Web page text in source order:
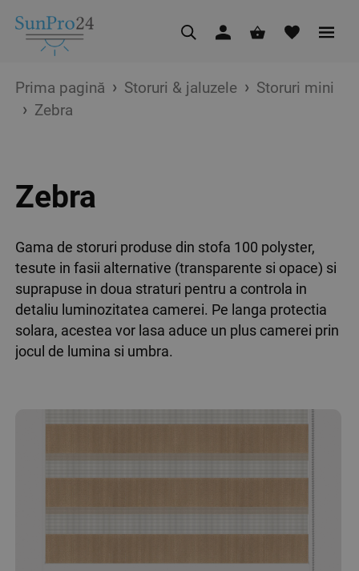
Prima pagină Storuri & jaluzele
Storuri mini
Zebra
Zebra
Gama de storuri produse din stofa 100 polyster,
tesute in fasii alternative (transparente si opace) si
suprapuse in doua straturi pentru a controla in
detaliu luminozitatea camerei. Pe langa protectia
solara, acestea vor lasa aduce un plus camerei prin
jocul de lumina si umbra.